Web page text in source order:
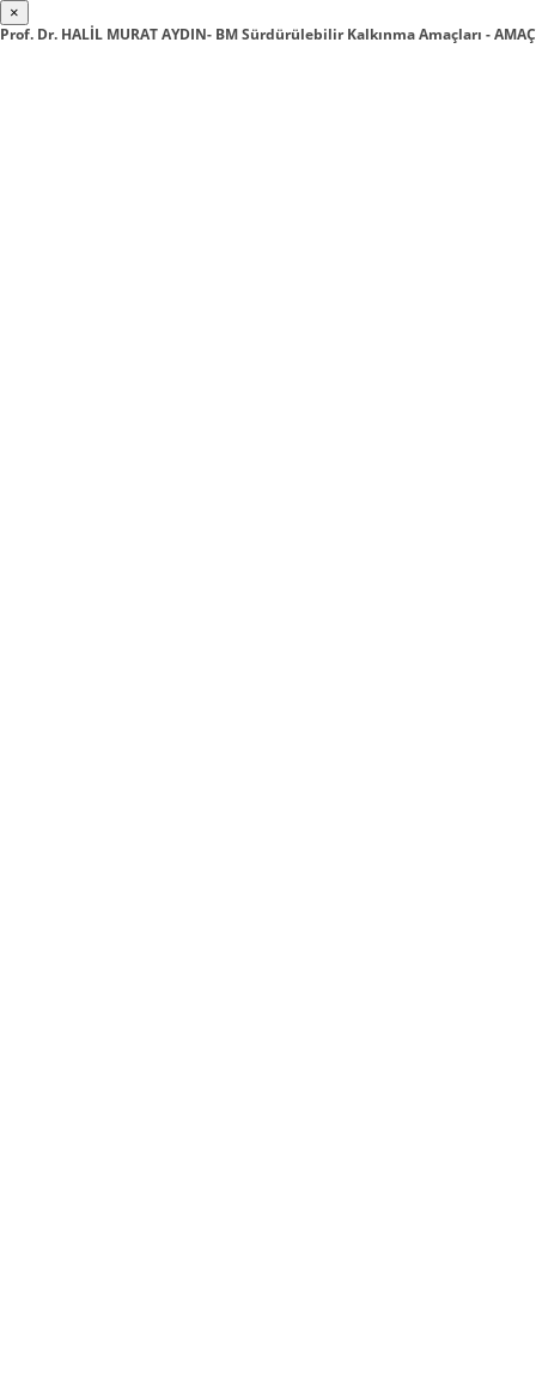
×
Prof. Dr. HALİL MURAT AYDIN- BM Sürdürülebilir Kalkınma Amaçları -